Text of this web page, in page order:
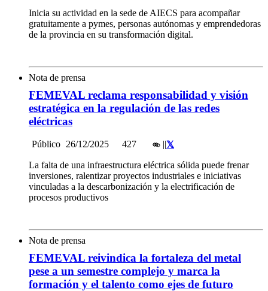
Inicia su actividad en la sede de AIECS para acompañar
gratuitamente a pymes, personas autónomas y emprendedoras
de la provincia en su transformación digital.
Nota de prensa
FEMEVAL reclama responsabilidad y visión
estratégica en la regulación de las redes
eléctricas
Público 26/12/2025 427 ||
La falta de una infraestructura eléctrica sólida puede frenar
inversiones, ralentizar proyectos industriales e iniciativas
vinculadas a la descarbonización y la electrificación de
procesos productivos
Nota de prensa
FEMEVAL reivindica la fortaleza del metal
pese a un semestre complejo y marca la
formación y el talento como ejes de futuro